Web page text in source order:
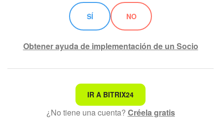
SÍ NO
Obtener ayuda de implementación de un Socio
No es lo que estoy buscando
Texto complicado e incomprensible
IR A BITRIX24
¿No tiene una cuenta? Créela gratis